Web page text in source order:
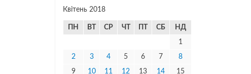
Квітень 2018
ПН ВТ СР ЧТ ПТ СБ НД
1
2 3 4 5 6 7 8
9 10 11 12 13 14 15